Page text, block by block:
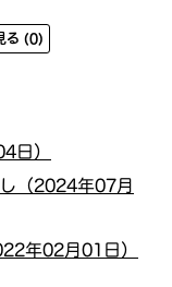
る (0)
日）
（2024年07月
年02月01日）